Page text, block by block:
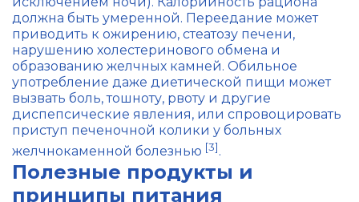
должна быть умеренной. Переедание может
приводить к ожирению, стеатозу печени,
нарушению холестеринового обмена и
образованию желчных камней. Обильное
употребление даже диетической пищи может
вызвать боль, тошноту, рвоту и другие
диспепсические явления, или спровоцировать
приступ печеночной колики у больных
желчнокаменной болезнью [3].
Полезные продукты и
принципы питания